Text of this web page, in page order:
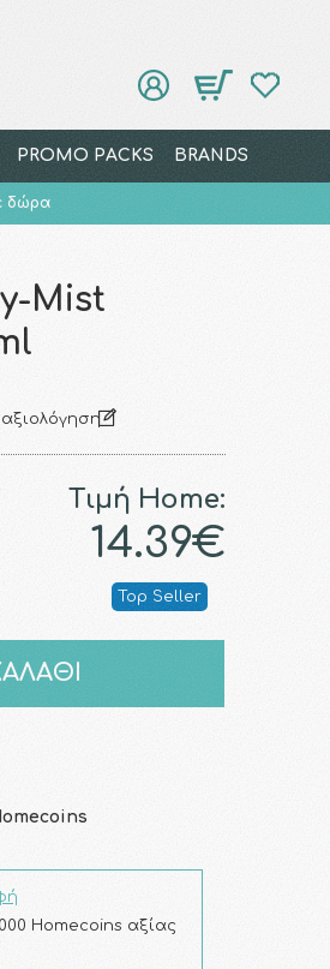
PROMO PACKS BRANDS
δώρα
Mist
αξιολόγηση
Τιμή Home:
14.39€
Top Seller
Homecoins αξίας